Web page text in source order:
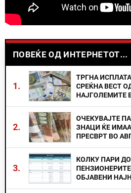
ПОВЕЌЕ ОД ИНТЕРНЕТОТ...
1.
ТРГНА
СРЕЌНА ВЕСТ
НАЈГОЛЕМИТЕ
2.
ОЧЕКУВАЈТЕ
ЗНАЦИ ЌЕ
ПРЕСВРТ ВО
3.
КОЛКУ ПАРИ
ОБЈАВЕНИ